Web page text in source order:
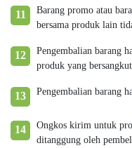
11
Barang promo atau
bersama produk lain
12
Pengembalian barang
produk yang
13 Pengembalian barang
14
Ongkos kirim untuk
ditanggung oleh